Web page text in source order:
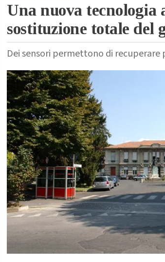
Una nuova tecnologia
sostituzione totale del
Dei sensori permettono di